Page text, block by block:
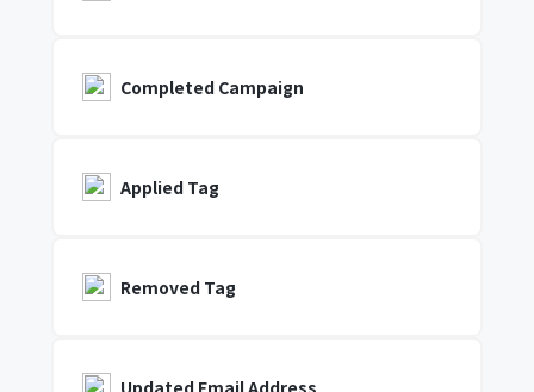
Completed Campaign
Applied Tag
Removed Tag
Updated Email Address